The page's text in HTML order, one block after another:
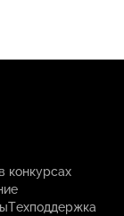
конкурсах
Техподдержка